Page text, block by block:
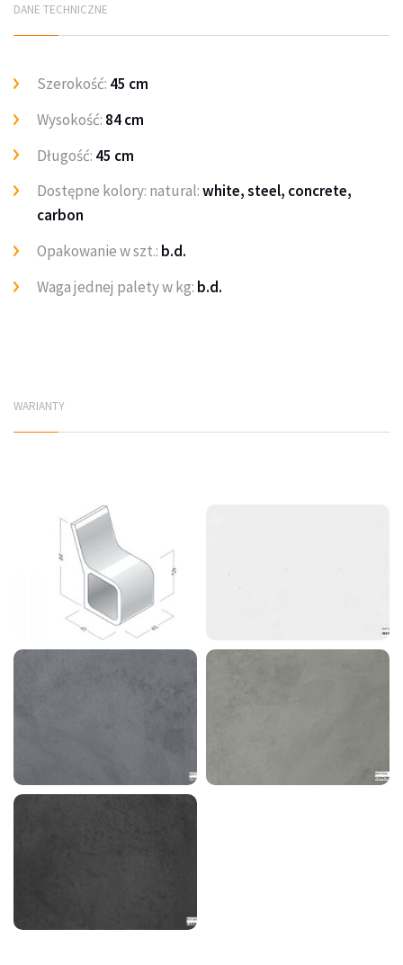
DANE TECHNICZNE
Szerokość: 45 cm
Wysokość: 84 cm
Długość: 45 cm
Dostępne kolory: natural:white, steel, concrete,
carbon
Opakowanie w szt.: b.d.
Waga jednej palety w kg: b.d.
WARIANTY